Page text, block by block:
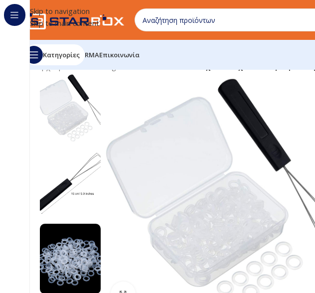
Skip to navigation
Skip to main content
Κατηγορίες RMAΕπικοινωνία
Αρχική σελίδα